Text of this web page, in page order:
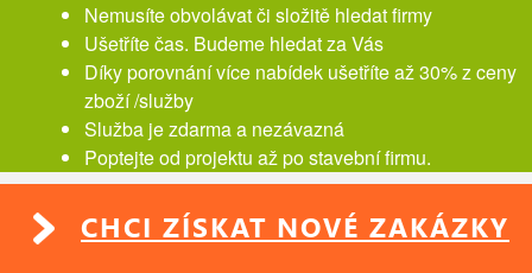
Nemusíte obvolávat či složitě hledat firmy
Ušetříte čas. Budeme hledat za Vás
Díky porovnání více nabídek ušetříte až 30% z ceny
zboží /služby
Služba je zdarma a nezávazná
Poptejte od projektu až po stavební firmu.
CHCI ZÍSKAT NOVÉ ZAKÁZKY